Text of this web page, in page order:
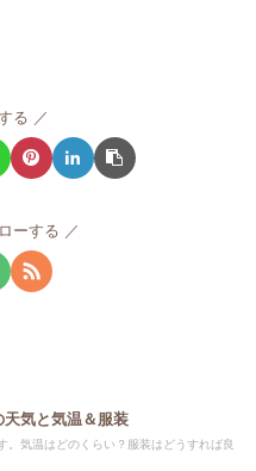
る
ーする
天気と気温＆服装
。気温はどのくらい？服装はどうすれば良